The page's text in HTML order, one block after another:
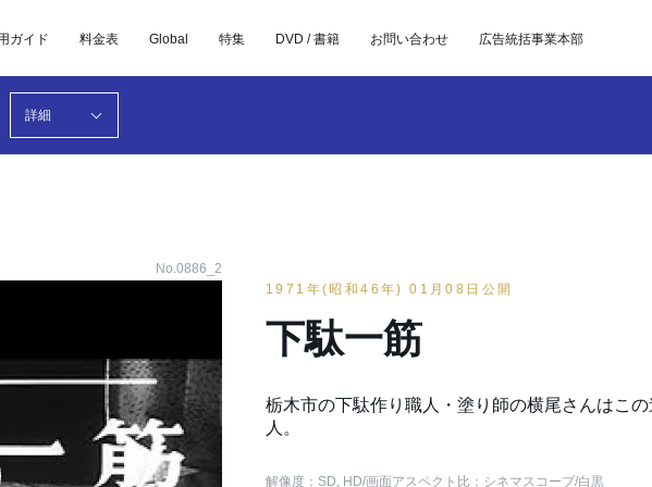
ガイド 料金表 Global 特集 DVD / 書籍 お問い合わせ 広告統括事業本部
詳細
No.0886_2
1971年(昭和46年) 01月08日公開
下駄一筋
栃木市の下駄作り職人・塗り師の横尾さんはこ
人。
解像度：SD, HD/画面アスペクト比：シネマスコープ/白黒